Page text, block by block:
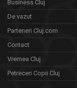
Business Cluj
De vazut
Parteneri Cluj.com
Contact
Vremea Cluj
Petreceri Copii Cluj